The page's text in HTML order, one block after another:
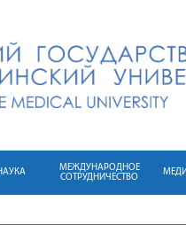
МЕЖДУНАРОДНОЕ
СОТРУДНИЧЕСТВО